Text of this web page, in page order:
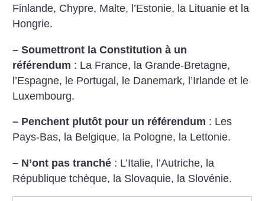
Finlande, Chypre, Malte, l’Estonie, la Lituanie et la
Hongrie.
– Soumettront la Constitution à un
référendum : La France, la Grande-Bretagne,
l’Espagne, le Portugal, le Danemark, l’Irlande et le
Luxembourg.
– Penchent plutôt pour un référendum : Les
Pays-Bas, la Belgique, la Pologne, la Lettonie.
– N’ont pas tranché : L’Italie, l’Autriche, la
République tchèque, la Slovaquie, la Slovénie.